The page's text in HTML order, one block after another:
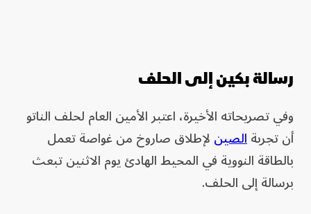
رسالة بكين إلى الحلف
وفي تصريحاته الأخيرة، اعتبر الأمين العام لحلف الناتو
أن تجربةالصينلإطلاق صاروخ من غواصة تعمل
بالطاقة النووية في المحيط الهادئ يوم الاثنين تبعث
برسالة إلى الحلف.